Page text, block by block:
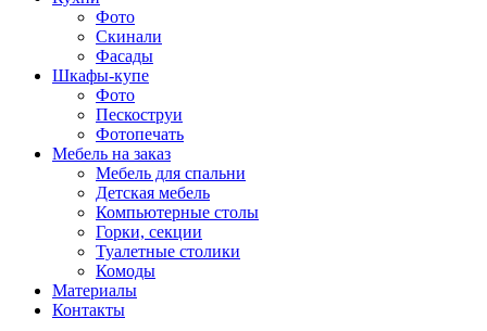
Фото
Скинали
Фасады
Шкафы-купе
Фото
Пескоструи
Фотопечать
Мебель на заказ
Мебель для спальни
Детская мебель
Компьютерные столы
Горки, секции
Туалетные столики
Комоды
Материалы
Контакты